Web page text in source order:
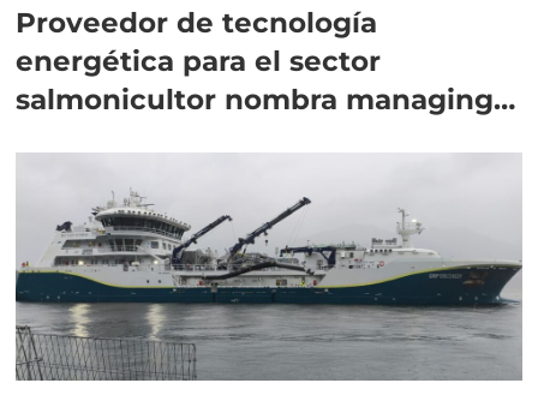
Proveedor de tecnología
energética para el sector
salmonicultor nombra managing